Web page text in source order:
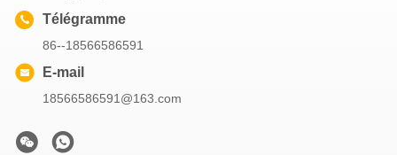
Télégramme
86--18566586591
E-mail
18566586591@163.com